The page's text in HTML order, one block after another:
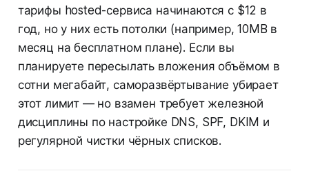
тарифы hosted-сервиса начинаются с $12 в
год, но у них есть потолки (например, 10MB в
месяц на бесплатном плане). Если вы
планируете пересылать вложения объёмом в
сотни мегабайт, саморазвёртывание убирает
этот лимит — но взамен требует железной
дисциплины по настройке DNS, SPF, DKIM и
регулярной чистки чёрных списков.